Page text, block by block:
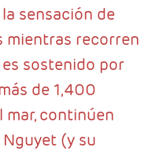
sensación de
mientras recorren
sostenido por
de 1,400
mar, continúen
(y su